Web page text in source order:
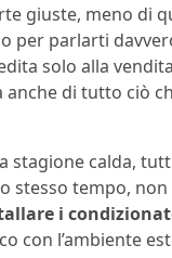
giuste, meno di
per parlarti
solo alla
anche di tutto ciò
stagione calda,
stesso tempo,
i
con l’ambiente